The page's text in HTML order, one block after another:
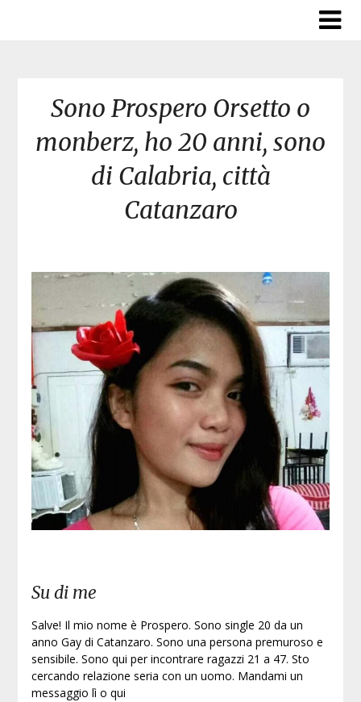
Sono Prospero Orsetto o
monberz, ho 20 anni, sono
di Calabria, città
Catanzaro
Su di me
Salve! Il mio nome è Prospero. Sono single 20 da un
anno Gay di Catanzaro. Sono una persona premuroso e
sensibile. Sono qui per incontrare ragazzi 21 a 47. Sto
cercando relazione seria con un uomo. Mandami un
messaggio lì o qui